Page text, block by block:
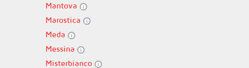
Mantova
Marostica
Meda
Messina
Misterbianco